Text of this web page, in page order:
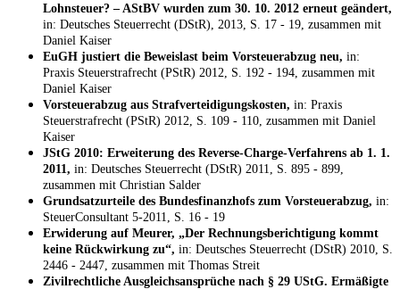
Lohnsteuer? – AStBV wurden zum 30. 10. 2012 erneut geändert,
in: Deutsches Steuerrecht (DStR), 2013, S. 17 - 19, zusammen mit
Daniel Kaiser
EuGH justiert die Beweislast beim Vorsteuerabzug neu, in:
Praxis Steuerstrafrecht (PStR) 2012, S. 192 - 194, zusammen mit
Daniel Kaiser
Vorsteuerabzug aus Strafverteidigungskosten, in: Praxis
Steuerstrafrecht (PStR) 2012, S. 109 - 110, zusammen mit Daniel
Kaiser
JStG 2010: Erweiterung des Reverse-Charge-Verfahrens ab 1. 1.
2011, in: Deutsches Steuerrecht (DStR) 2011, S. 895 - 899,
zusammen mit Christian Salder
Grundsatzurteile des Bundesfinanzhofs zum Vorsteuerabzug, in:
SteuerConsultant 5-2011, S. 16 - 19
Erwiderung auf Meurer, „Der Rechnungsberichtigung kommt
keine Rückwirkung zu“, in: Deutsches Steuerrecht (DStR) 2010, S.
2446 - 2447, zusammen mit Thomas Streit
Zivilrechtliche Ausgleichsansprüche nach § 29 UStG. Ermäßigte